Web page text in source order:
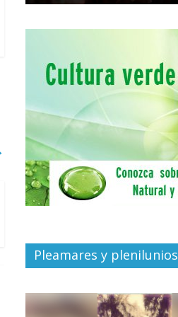
Pleamares y plenilunios